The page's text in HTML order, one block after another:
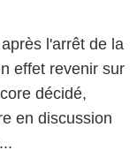
l'arrêt de la
effet revenir sur
décidé,
en discussion